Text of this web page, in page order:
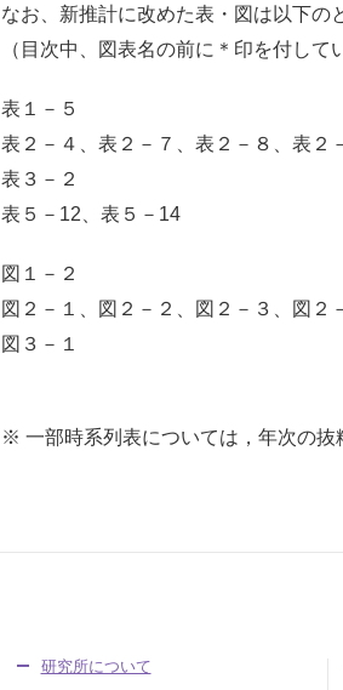
なお、新推計に改めた表・図は以下の
（目次中、図表名の前に＊印を付して
表１－５
表２－４、表２－７、表２－８、表２
表３－２
表５－12、表５－14
図１－２
図２－１、図２－２、図２－３、図２
図３－１
※ 一部時系列表については，年次の
研究所について